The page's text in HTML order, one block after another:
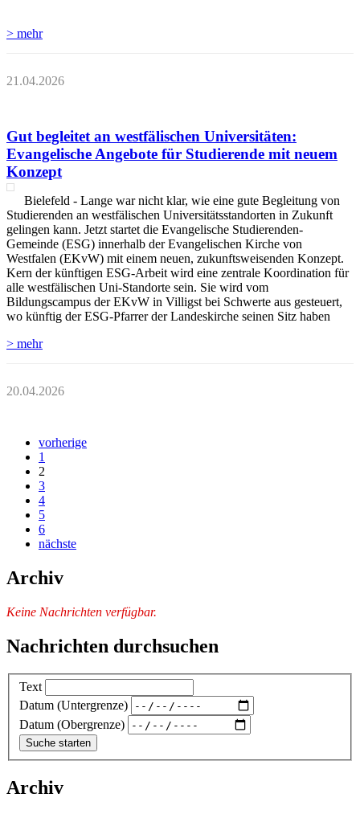
> mehr
21.04.2026
Gut begleitet an westfälischen Universitäten:
Evangelische Angebote für Studierende mit neuem
Konzept
Bielefeld - Lange war nicht klar, wie eine gute Begleitung von
Studierenden an westfälischen Universitätsstandorten in Zukunft
gelingen kann. Jetzt startet die Evangelische Studierenden-
Gemeinde (ESG) innerhalb der Evangelischen Kirche von
Westfalen (EKvW) mit einem neuen, zukunftsweisenden Konzept.
Kern der künftigen ESG-Arbeit wird eine zentrale Koordination für
alle westfälischen Uni-Standorte sein. Sie wird vom
Bildungscampus der EKvW in Villigst bei Schwerte aus gesteuert,
wo künftig der ESG-Pfarrer der Landeskirche seinen Sitz haben
> mehr
20.04.2026
vorherige
1
2
3
4
5
6
nächste
Archiv
Keine Nachrichten verfügbar.
Nachrichten durchsuchen
Text
Datum (Untergrenze)
Datum (Obergrenze)
Archiv